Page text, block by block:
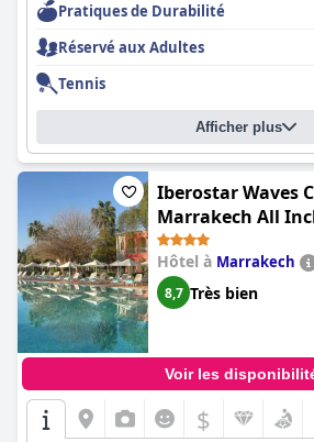
Pratiques de Durabilité
Réservé aux Adultes
Tennis
Afficher plus
Iberostar Waves
Marrakech All
Hôtel à Marrakech
8,7 Très bien
Voir les
$